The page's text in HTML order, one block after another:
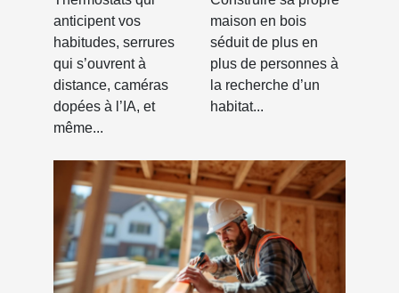
jusqu’où
suivre la
tendance
connectée ?
anticipent vos
habitudes, serrures
qui s’ouvrent à
distance, caméras
dopées à l’IA, et
même...
en bois ?
maison en bois
séduit de plus en
plus de personnes à
la recherche d’un
habitat...